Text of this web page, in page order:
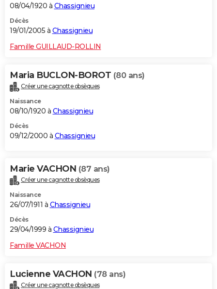
08/04/1920 à Chassignieu
Décès
19/01/2005 à Chassignieu
Famille GUILLAUD-ROLLIN
Maria BUCLON-BOROT (80 ans)
Créer une cagnotte obsèques
Naissance
08/10/1920 à Chassignieu
Décès
09/12/2000 à Chassignieu
Marie VACHON (87 ans)
Créer une cagnotte obsèques
Naissance
26/07/1911 à Chassignieu
Décès
29/04/1999 à Chassignieu
Famille VACHON
Lucienne VACHON (78 ans)
Créer une cagnotte obsèques